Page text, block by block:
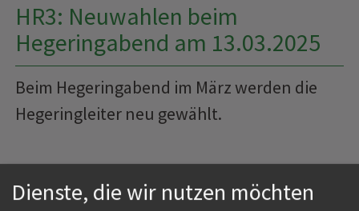
HR3: Neuwahlen beim
Hegeringabend am 13.03.2025
Beim Hegeringabend im März werden die
Hegeringleiter neu gewählt.
Dienste, die wir nutzen möchten